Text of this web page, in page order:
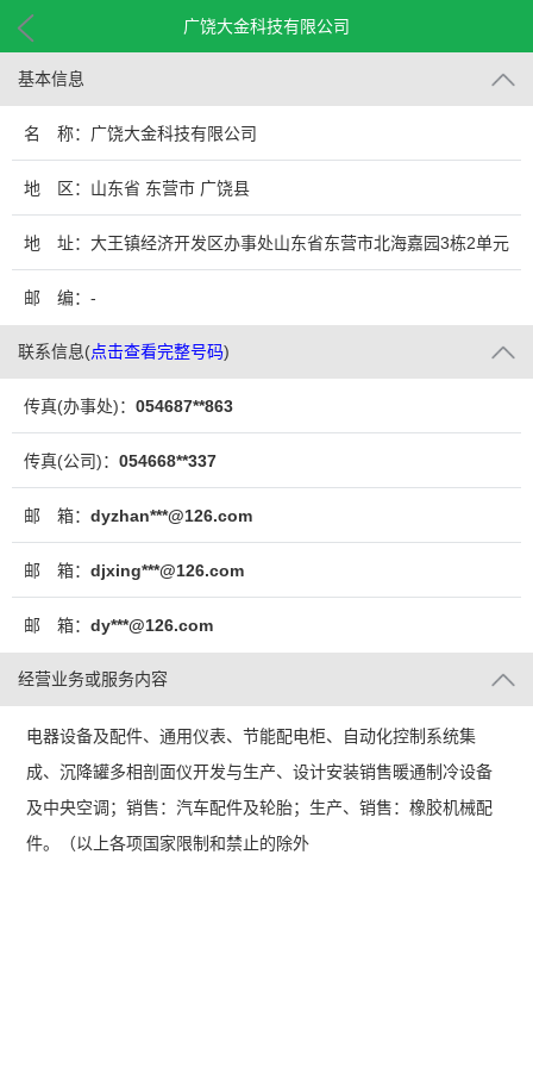
广饶大金科技有限公司
基本信息
名 称：广饶大金科技有限公司
地 区：山东省 东营市 广饶县
地 址：大王镇经济开发区办事处山东省东营市北海嘉园3栋2单元
901
邮 编：-
联系信息(点击查看完整号码)
传真(办事处)： 054687**863
传真(公司)： 054668**337
邮 箱： dyzhan***@126.com
邮 箱： djxing***@126.com
邮 箱： dy***@126.com
经营业务或服务内容
电器设备及配件、通用仪表、节能配电柜、自动化控制系统集
成、沉降罐多相剖面仪开发与生产、设计安装销售暖通制冷设备
及中央空调；销售：汽车配件及轮胎；生产、销售：橡胶机械配
件。（以上各项国家限制和禁止的除外